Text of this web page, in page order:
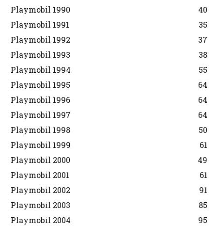
Playmobil 1990
40
Playmobil 1991
35
Playmobil 1992
37
Playmobil 1993
38
Playmobil 1994
55
Playmobil 1995
64
Playmobil 1996
64
Playmobil 1997
64
Playmobil 1998
50
Playmobil 1999
61
Playmobil 2000
49
Playmobil 2001
61
Playmobil 2002
91
Playmobil 2003
85
Playmobil 2004
95